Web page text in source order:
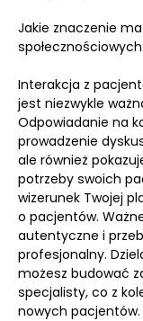
Jakie znaczenie
Interakcja z
jest niezwykle
Odpowiadanie na
prowadzenie
ale również
potrzeby swoich
wizerunek Twojej
o pacjentów.
autentyczne i
profesjonalny.
możesz budować
specjalisty, co z
nowych pacjentów.